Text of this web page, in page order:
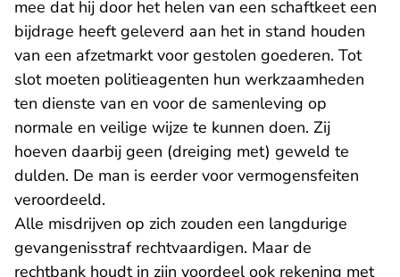
mee dat hij door het helen van een schaftkeet een
bijdrage heeft geleverd aan het in stand houden
van een afzetmarkt voor gestolen goederen. Tot
slot moeten politieagenten hun werkzaamheden
ten dienste van en voor de samenleving op
normale en veilige wijze te kunnen doen. Zij
hoeven daarbij geen (dreiging met) geweld te
dulden. De man is eerder voor vermogensfeiten
veroordeeld.
Alle misdrijven op zich zouden een langdurige
gevangenisstraf rechtvaardigen. Maar de
rechtbank houdt in zijn voordeel ook rekening met